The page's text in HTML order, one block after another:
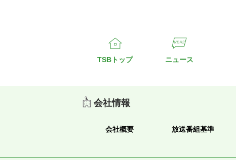
TSBトップ ニュース
会社情報
会社概要 放送番組基準